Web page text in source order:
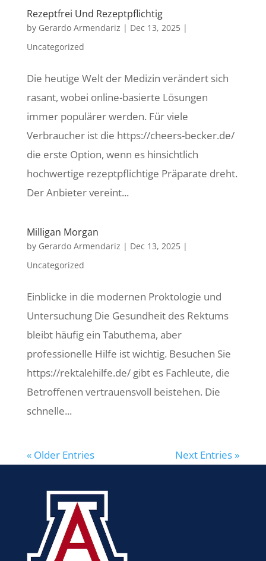
Rezeptfrei Und Rezeptpflichtig
by Gerardo Armendariz | Dec 13, 2025|
Uncategorized
Die heutige Welt der Medizin verändert sich
rasant, wobei online-basierte Lösungen
immer populärer werden. Für viele
Verbraucher ist die https://cheers-becker.de/
die erste Option, wenn es hinsichtlich
hochwertige rezeptpflichtige Präparate dreht.
Der Anbieter vereint...
Milligan Morgan
by Gerardo Armendariz | Dec 13, 2025|
Uncategorized
Einblicke in die modernen Proktologie und
Untersuchung Die Gesundheit des Rektums
bleibt häufig ein Tabuthema, aber
professionelle Hilfe ist wichtig. Besuchen Sie
https://rektalehilfe.de/ gibt es Fachleute, die
Betroffenen vertrauensvoll beistehen. Die
schnelle...
« Older Entries Next Entries »